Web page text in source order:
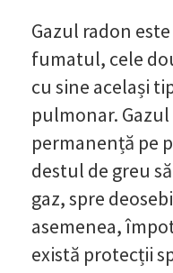
Gazul radon
fumatul, cele
cu sine același
pulmonar.
permanență pe
destul de greu
gaz, spre
asemenea,
există protecții